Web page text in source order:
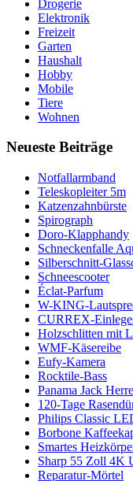
Drogerie
Elektronik
Freizeit
Garten
Haushalt
Hobby
Mobile
Tiere
Wohnen
Neueste Beiträge
Notfallarmband
Teleskopleiter 5m
Katzenzahnbürste
Spirograph
Doro-Klapphandy
Schneckenfalle
Silberschnitt-
Schneescooter
Éclat-Parfum
W-KING-
CURREX-
Holzschlitten mit
WMF-Käsereibe
Eufy-Kamera
Rocktile-Bass
Panama Jack
120-Tage
Philips Classic
Borbone
Smartes
Sharp 55 Zoll 4K
Reparatur-Mörtel